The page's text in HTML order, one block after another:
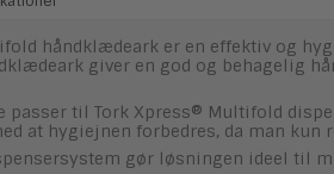
håndklædeark er en effektiv og
giver en god og behagelig
passer til Tork Xpress® Multifold
at hygiejnen forbedres, da man kun
gør løsningen ideel til